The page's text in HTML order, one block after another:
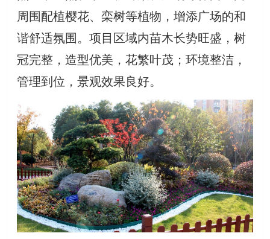
周围配植樱花、栾树等植物，增添广场的和
谐舒适氛围。项目区域内苗木长势旺盛，树
冠完整，造型优美，花繁叶茂；环境整洁，
管理到位，景观效果良好。